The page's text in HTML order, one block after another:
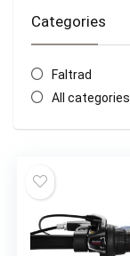
Categories
Faltrad
All categories